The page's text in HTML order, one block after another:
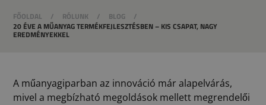
FŐOLDAL / RÓLUNK / BLOG
/
20 ÉVE A MŰANYAG TERMÉKFEJLESZTÉSBEN – KIS CSAPAT, NAGY
EREDMÉNYEKKEL
A műanyagiparban az innováció már alapelvárás,
mivel a megbízható megoldások mellett megrendelői